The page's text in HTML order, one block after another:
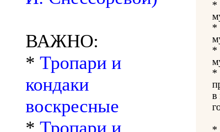
ВАЖНО:
* Тропари и
кондаки
воскресные
* Тропари и
*
*
*
*
в
*